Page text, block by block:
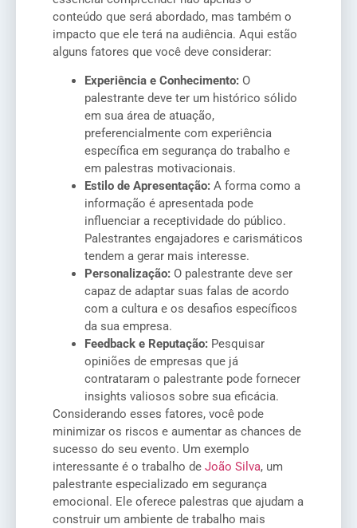
conteúdo que será abordado, mas também o
impacto que ele terá na audiência. Aqui estão
alguns fatores que você deve considerar:
Experiência e Conhecimento: O
palestrante deve ter um histórico sólido
em sua área de atuação,
preferencialmente com experiência
específica em segurança do trabalho e
em palestras motivacionais.
Estilo de Apresentação: A forma como a
informação é apresentada pode
influenciar a receptividade do público.
Palestrantes engajadores e carismáticos
tendem a gerar mais interesse.
Personalização: O palestrante deve ser
capaz de adaptar suas falas de acordo
com a cultura e os desafios específicos
da sua empresa.
Feedback e Reputação: Pesquisar
opiniões de empresas que já
contrataram o palestrante pode fornecer
insights valiosos sobre sua eficácia.
Considerando esses fatores, você pode
minimizar os riscos e aumentar as chances de
sucesso do seu evento. Um exemplo
interessante é o trabalho de João Silva, um
palestrante especializado em segurança
emocional. Ele oferece palestras que ajudam a
construir um ambiente de trabalho mais